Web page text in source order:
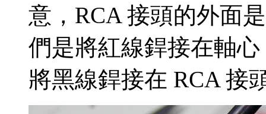
意，RCA 接頭的外面
們是將紅線銲接在軸
將黑線銲接在 RCA 接